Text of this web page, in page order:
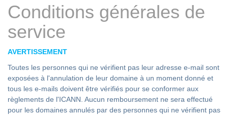
Conditions générales de
service
AVERTISSEMENT
Toutes les personnes qui ne vérifient pas leur adresse e-mail sont
exposées à l'annulation de leur domaine à un moment donné et
tous les e-mails doivent être vérifiés pour se conformer aux
règlements de l'ICANN. Aucun remboursement ne sera effectué
pour les domaines annulés par des personnes qui ne vérifient pas